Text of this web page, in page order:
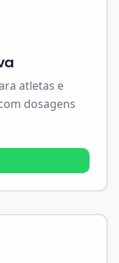
atletas e
dosagens